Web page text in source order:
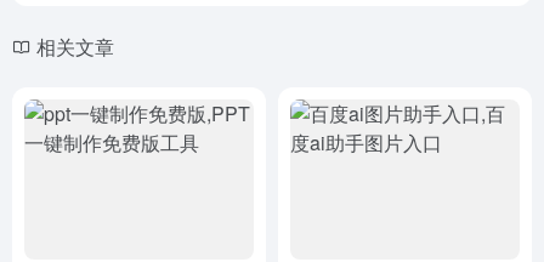
相关文章